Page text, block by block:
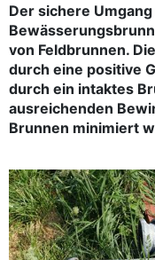
Der sichere
von Feldbrunnen.
durch eine positive
durch ein intaktes
ausreichenden
Brunnen minimiert